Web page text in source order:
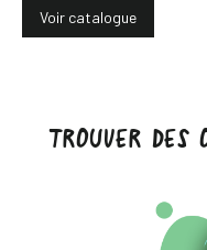
Voir catalogue
TROUVER DES